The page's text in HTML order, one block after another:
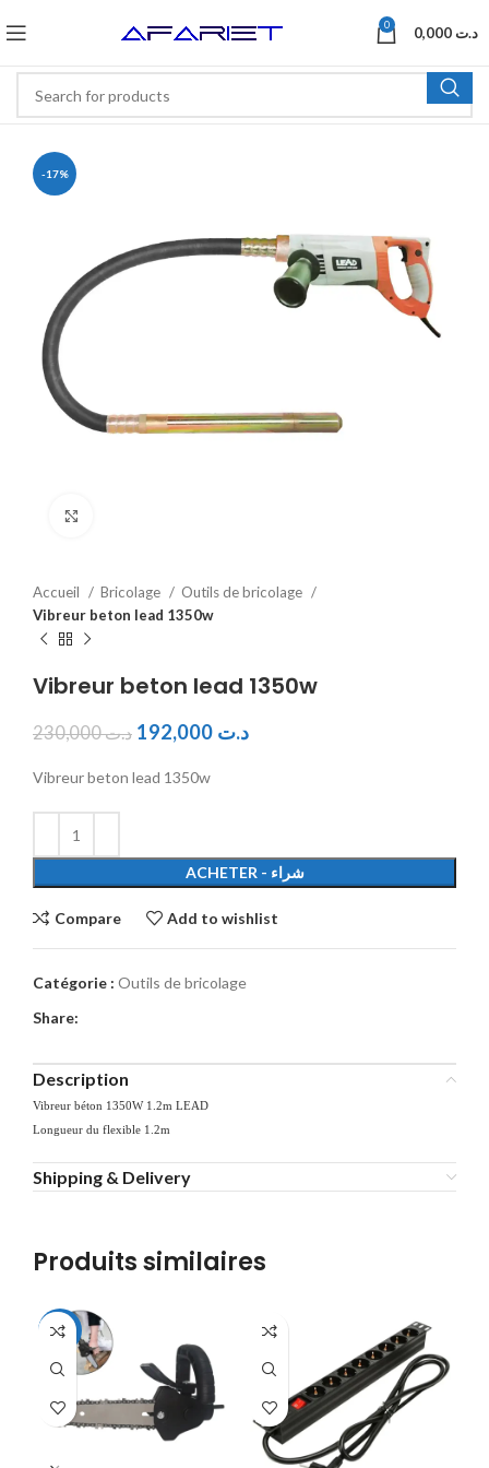
0 د.ت
-17%
Accueil Bricolage
Outils de bricolage
Vibreur beton lead 1350w
Vibreur beton lead 1350w
د.ت230,000 د.ت
Vibreur beton lead 1350w
ACHETER - شراء
Compare Add to wishlist
Catégorie : Outils de bricolage
Share:
Description
Vibreur béton 1350W 1.2m LEAD
Longueur du flexible 1.2m
Shipping & Delivery
Produits similaires
-37%